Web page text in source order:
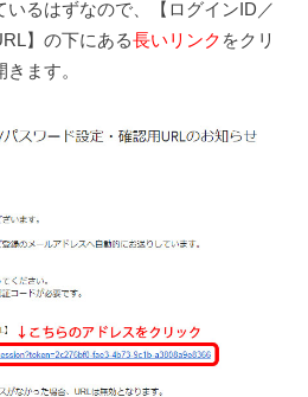
るはずなので、【ログインID／
】の下にある長いリンク をクリ
ます。